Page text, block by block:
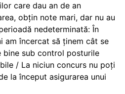
care dau an de an
obțin note mari, dar nu au
nedeterminată: În
am încercat să ținem cât se
bine sub control posturile
/ La niciun concurs nu poți
la început asigurarea unui